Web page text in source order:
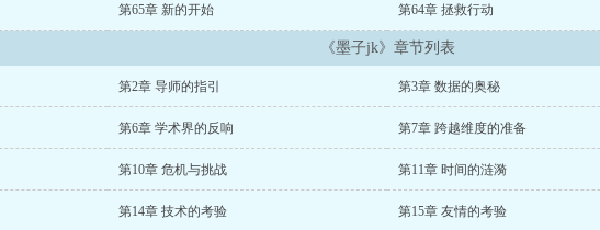
第65章 新的开始 第64章 拯救行动
《墨子jk》章节列表
第2章 导师的指引 第3章 数据的奥秘
第6章 学术界的反响 第7章 跨越维度的准备
第10章 危机与挑战 第11章 时间的涟漪
第14章 技术的考验 第15章 友情的考验